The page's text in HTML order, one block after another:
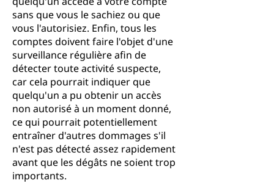
sans que vous le sachiez ou que
vous l'autorisiez. Enfin, tous les
comptes doivent faire l'objet d'une
surveillance régulière afin de
détecter toute activité suspecte,
car cela pourrait indiquer que
quelqu'un a pu obtenir un accès
non autorisé à un moment donné,
ce qui pourrait potentiellement
entraîner d'autres dommages s'il
n'est pas détecté assez rapidement
avant que les dégâts ne soient trop
importants.